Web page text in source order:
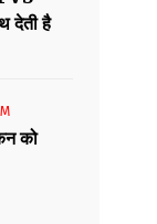
देती है
को